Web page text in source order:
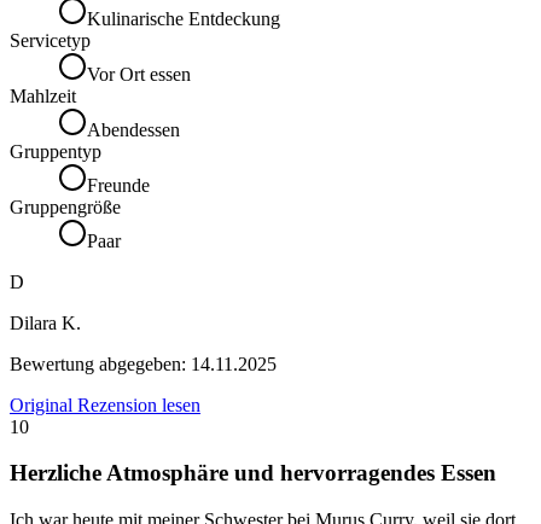
Kulinarische Entdeckung
Servicetyp
Vor Ort essen
Mahlzeit
Abendessen
Gruppentyp
Freunde
Gruppengröße
Paar
D
Dilara K.
Bewertung abgegeben: 14.11.2025
Original Rezension lesen
10
Herzliche Atmosphäre und hervorragendes Essen